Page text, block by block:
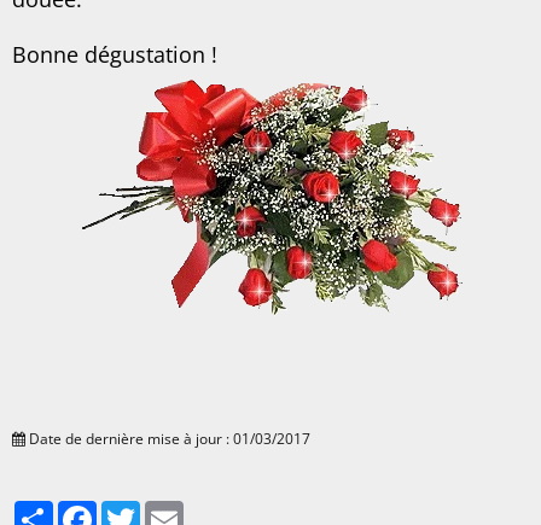
Bonne dégustation !
Date de dernière mise à jour : 01/03/2017
PartagerFacebook
Twitter